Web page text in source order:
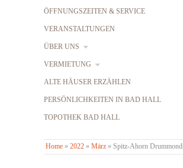
ÖFFNUNGSZEITEN & SERVICE
VERANSTALTUNGEN
ÜBER UNS
VERMIETUNG
ALTE HÄUSER ERZÄHLEN
PERSÖNLICHKEITEN IN BAD HALL
TOPOTHEK BAD HALL
Home » 2022 » März » Spitz-Ahorn